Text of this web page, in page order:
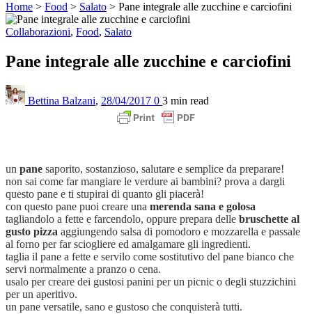
Home > Food > Salato > Pane integrale alle zucchine e carciofini
Collaborazioni, Food, Salato
Pane integrale alle zucchine e carciofini
Bettina Balzani, 28/04/2017 0 3 min read
un pane saporito, sostanzioso, salutare e semplice da preparare!
non sai come far mangiare le verdure ai bambini? prova a dargli
questo pane e ti stupirai di quanto gli piacerà!
con questo pane puoi creare una merenda sana e golosa
tagliandolo a fette e farcendolo, oppure prepara delle bruschette al
gusto pizza aggiungendo salsa di pomodoro e mozzarella e passale
al forno per far sciogliere ed amalgamare gli ingredienti.
taglia il pane a fette e servilo come sostitutivo del pane bianco che
servi normalmente a pranzo o cena.
usalo per creare dei gustosi panini per un picnic o degli stuzzichini
per un aperitivo.
un pane versatile, sano e gustoso che conquisterà tutti.